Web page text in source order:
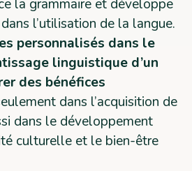
la grammaire et développe
l’utilisation de la langue.
personnalisés dans le
linguistique d’un
des bénéfices
dans l’acquisition de
dans le développement
culturelle et le bien-être